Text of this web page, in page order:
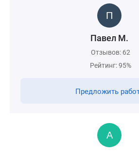
Павел М.
Отзывов: 62
Рейтинг: 95%
Предложить